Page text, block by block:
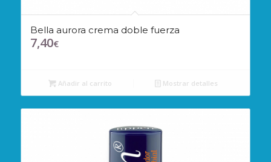
Bella aurora crema doble fuerza
7,40€
Añadir al carrito Mostrar detalles